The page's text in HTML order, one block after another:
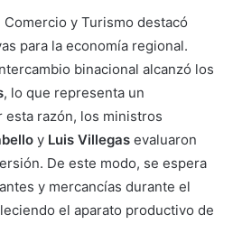
y Turismo destacó
para la economía regional.
binacional alcanzó los
, lo que representa un
esta razón, los ministros
y Luis Villegas evaluaron
De este modo, se espera
y mercancías durante el
el aparato productivo de